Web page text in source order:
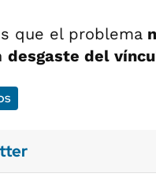
que el problema
desgaste del